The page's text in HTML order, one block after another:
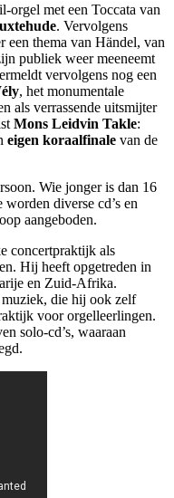
orgel met een Toccata van
. Vervolgens
een thema van Händel, van
publiek weer meeneemt
vervolgens nog een
, het monumentale
als verrassende uitsmijter
Mons Leidvin Takle:
eigen koraalfinale van de
Wie jonger is dan 16
diverse cd’s en
aangeboden.
concertpraktijk als
Hij heeft opgetreden in
en Zuid-Afrika.
die hij ook zelf
voor orgelleerlingen.
solo-cd’s, waaraan